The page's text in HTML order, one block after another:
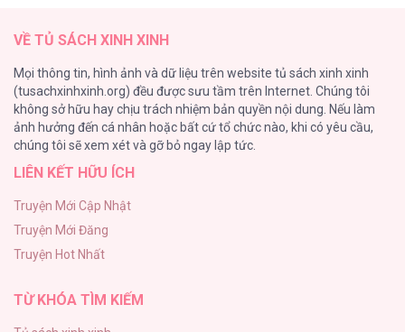
95
Búp Măng Hư Và Đối Tác Hoàn Hảo
86
A Nào, Ngậm Thìa Vàng Nhé?
Liveta
72
VỀ TỦ SÁCH XINH XINH
Mọi thông tin, hình ảnh và dữ liệu trên website tủ sách xinh xinh
(tusachxinhxinh.org) đều được sưu tầm trên Internet. Chúng tôi
không sở hữu hay chịu trách nhiệm bản quyền nội dung. Nếu làm
ảnh hưởng đến cá nhân hoặc bất cứ tổ chức nào, khi có yêu cầu,
chúng tôi sẽ xem xét và gỡ bỏ ngay lập tức.
LIÊN KẾT HỮU ÍCH
Truyện Mới Cập Nhật
Truyện Mới Đăng
Truyện Hot Nhất
TỪ KHÓA TÌM KIẾM